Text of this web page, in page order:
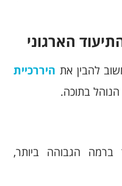
להבין את היררכיית
בתוכה.
ברמה הגבוהה ביותר,